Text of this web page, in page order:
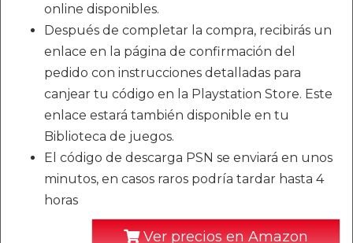
online disponibles.
Después de completar la compra, recibirás un
enlace en la página de confirmación del
pedido con instrucciones detalladas para
canjear tu código en la Playstation Store. Este
enlace estará también disponible en tu
Biblioteca de juegos.
El código de descarga PSN se enviará en unos
minutos, en casos raros podría tardar hasta 4
horas
Ver precios en Amazon